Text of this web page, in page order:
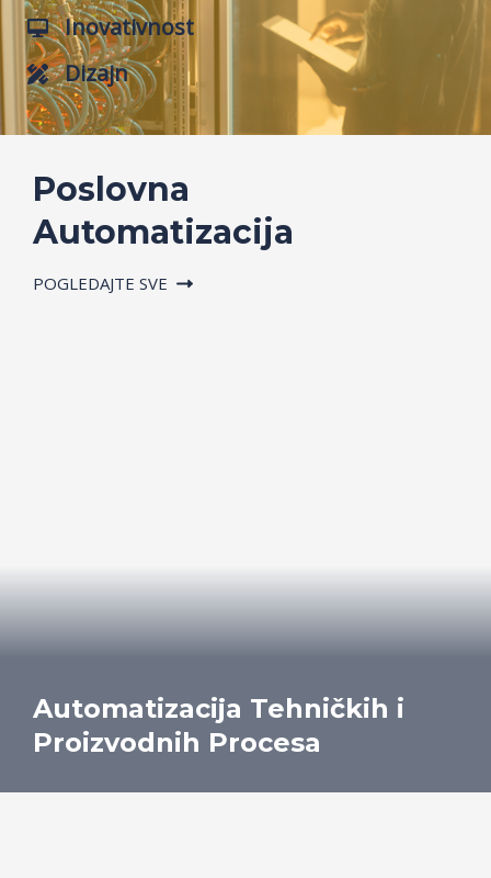
Inovativnost
Dizajn
Poslovna
Automatizacija
POGLEDAJTE SVE
Automatizacija Tehničkih i
Proizvodnih Procesa